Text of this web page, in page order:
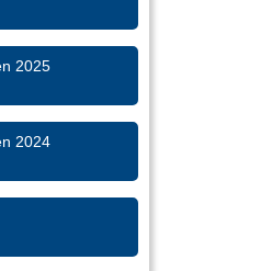
2025
2024